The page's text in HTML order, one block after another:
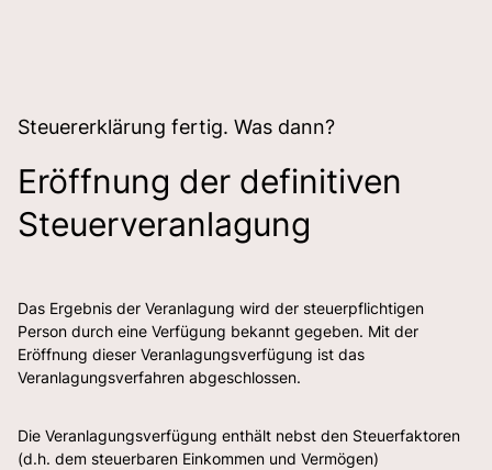
Eröffnung der definitiven
Steuerveranlagung
Steuererklärung fertig. Was dann?
Das Ergebnis der Veranlagung wird der steuerpflichtigen
Person durch eine Verfügung bekannt gegeben. Mit der
Eröffnung dieser Veranlagungsverfügung ist das
Veranlagungsverfahren abgeschlossen.
Die Veranlagungsverfügung enthält nebst den Steuerfaktoren
(d.h. dem steuerbaren Einkommen und Vermögen)